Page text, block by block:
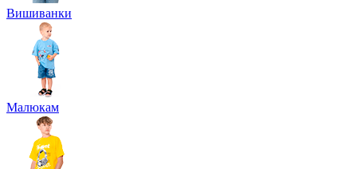
Вишиванки
Малюкам